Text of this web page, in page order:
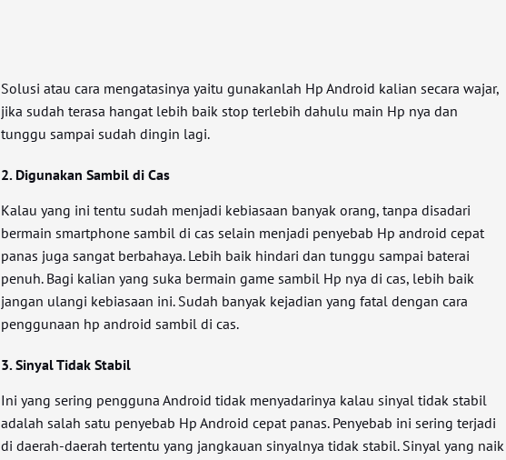
Solusi atau cara mengatasinya yaitu gunakanlah Hp Android kalian secara wajar,
jika sudah terasa hangat lebih baik stop terlebih dahulu main Hp nya dan
tunggu sampai sudah dingin lagi.
2. Digunakan Sambil di Cas
Kalau yang ini tentu sudah menjadi kebiasaan banyak orang, tanpa disadari
bermain smartphone sambil di cas selain menjadi penyebab Hp android cepat
panas juga sangat berbahaya. Lebih baik hindari dan tunggu sampai baterai
penuh. Bagi kalian yang suka bermain game sambil Hp nya di cas, lebih baik
jangan ulangi kebiasaan ini. Sudah banyak kejadian yang fatal dengan cara
penggunaan hp android sambil di cas.
3. Sinyal Tidak Stabil
Ini yang sering pengguna Android tidak menyadarinya kalau sinyal tidak stabil
adalah salah satu penyebab Hp Android cepat panas. Penyebab ini sering terjadi
di daerah-daerah tertentu yang jangkauan sinyalnya tidak stabil. Sinyal yang naik